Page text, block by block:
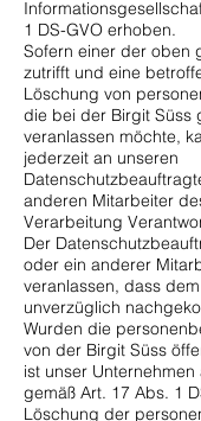
1 DS-GVO erhoben.
Sofern einer der oben
zutrifft und eine
Löschung von
die bei der Birgit Süss
veranlassen möchte,
jederzeit an unseren
anderen Mitarbeiter
Verarbeitung
Der
oder ein anderer
veranlassen, dass
unverzüglich
Wurden die
von der Birgit Süss
ist unser
gemäß Art. 17 Abs. 1
Löschung der